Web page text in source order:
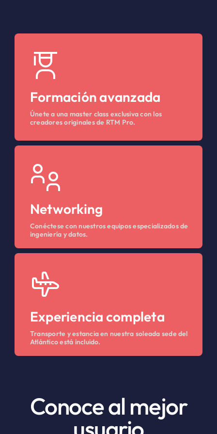
Formación avanzada
Únete a una master class exclusiva con los
creadores originales de RTM Pro.
Networking
Conéctese con nuestros equipos especializados de
ingeniería y datos.
Experiencia completa
Transporte y estancia en nuestra soleada sede del
Atlántico está incluido.
Conoce al mejor